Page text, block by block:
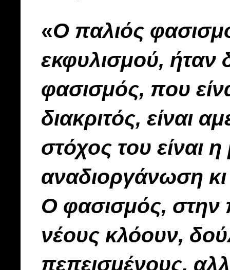
«Ο παλιός
εκφυλισμού, ήταν
φασισμός, που
διακριτός, είναι
στόχος του είναι
αναδιοργάνωση
Ο φασισμός, στην
νέους κλόουν,
πεπεισμένους,